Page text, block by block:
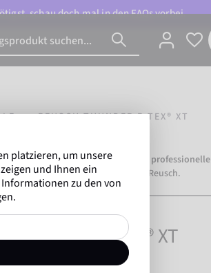
schau doch mal in denFAQsvorbei.
REUSCH THUNDER R-TEX® XT
Odermatt und mehr als
500 professionelle
weltweit vertrauen auf Reusch.
Thunder R-TEX® XT
6401216
platzieren, um unsere
und Ihnen ein
zu den von